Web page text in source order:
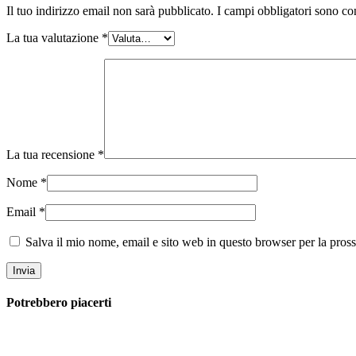
Il tuo indirizzo email non sarà pubblicato. I campi obbligatori sono
La tua valutazione *
La tua recensione *
Nome *
Email *
Salva il mio nome, email e sito web in questo browser per la
Potrebbero piacerti